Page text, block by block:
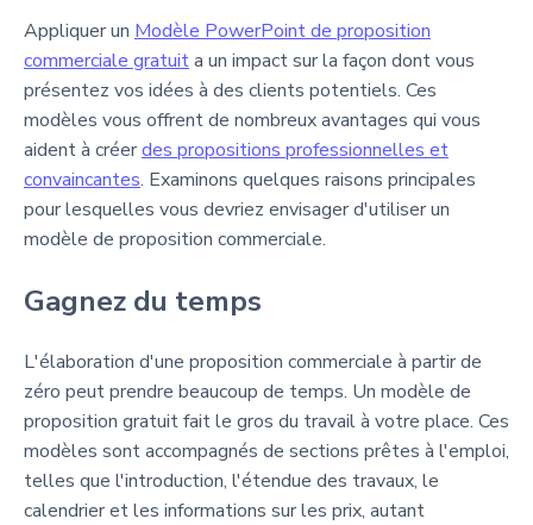
Appliquer un Modèle PowerPoint de proposition
commerciale gratuita un impact sur la façon dont vous
présentez vos idées à des clients potentiels. Ces
modèles vous offrent de nombreux avantages qui vous
aident à créerdes propositions professionnelles et
convaincantes. Examinons quelques raisons principales
pour lesquelles vous devriez envisager d'utiliser un
modèle de proposition commerciale.
Gagnez du temps
L'élaboration d'une proposition commerciale à partir de
zéro peut prendre beaucoup de temps. Un modèle de
proposition gratuit fait le gros du travail à votre place. Ces
modèles sont accompagnés de sections prêtes à l'emploi,
telles que l'introduction, l'étendue des travaux, le
calendrier et les informations sur les prix, autant